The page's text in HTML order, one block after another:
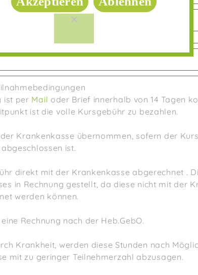
Geburtsdatum
ist per Mail oder Brief innerhalb von 14 Tagen
ist die volle Kursgebühr zu bezahlen.
Krankenkasse übernommen, sofern der
ist.
direkt mit der Krankenkasse abgerechnet .
in Rechnung gestellt, da diese nicht mit der
werden können.
Rechnung nach der Heb.GebO.
Krankheit, werden diese Stunden nach
mit zu geringer Teilnehmerzahl abzusagen.